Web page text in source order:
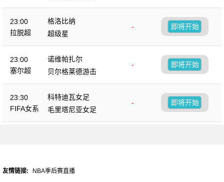
23:00
拉脱超
格洛比纳
-
超级星
即将开始
23:00
塞尔超
诺维帕扎尔
-
贝尔格莱德游击
即将开始
23:30
FIFA女系
列赛
科特迪瓦女足
-
毛里塔尼亚女足
即将开始
友情链接: NBA季后赛直播